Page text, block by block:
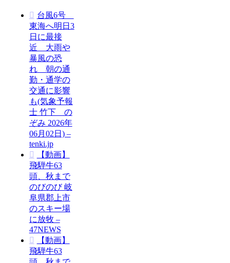
台風6号
東海へ明日3
日に最接
近 大雨や
暴風の恐
れ 朝の通
勤・通学の
交通に影響
も(気象予報
士 竹下 の
ぞみ 2026年
06月02日) –
tenki.jp
【動画】
飛騨牛63
頭、秋まで
のびのび 岐
阜県郡上市
のスキー場
に放牧 –
47NEWS
【動画】
飛騨牛63